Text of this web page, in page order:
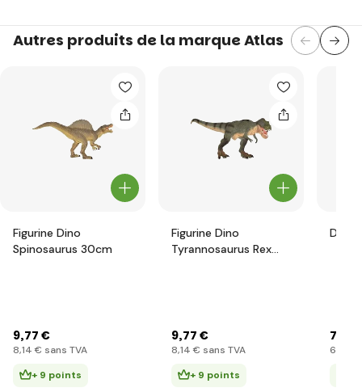
Autres produits de la marque Atlas
Figurine Dino
Spinosaurus 30cm
9,77 €
8,14 € sans TVA
+ 9 points
Figurine Dino
Tyrannosaurus Rex
9,77 €
8,14 € sans TVA
+ 9 points
7
6